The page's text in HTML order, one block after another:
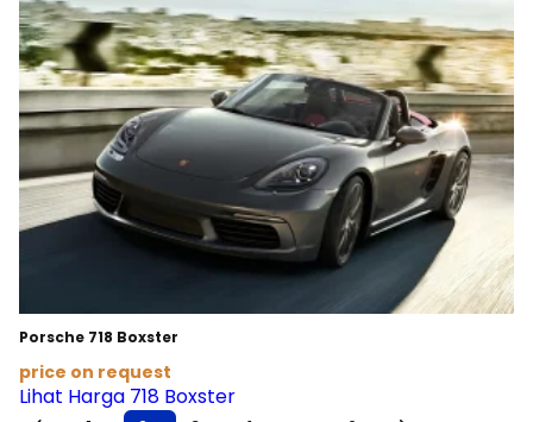
Porsche 718 Boxster
price on request
Lihat Harga 718 Boxster